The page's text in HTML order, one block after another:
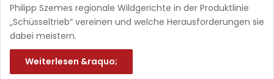
Philipp Szemes regionale Wildgerichte in der Produktlinie
„Schüsseltrieb“ vereinen und welche Herausforderungen sie
dabei meistern.
Weiterlesen &raquo;